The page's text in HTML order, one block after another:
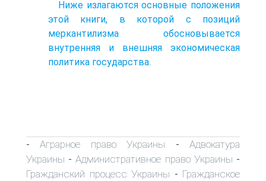
Ниже излагаются основные положения
этой книги, в которой с позиций
меркантилизма обосновывается
внутренняя и внешняя экономическая
политика государства.
-Аграрное право Украины -Адвокатура
Украины -Административное право Украины -
Гражданский процесс Украины - Гражданское